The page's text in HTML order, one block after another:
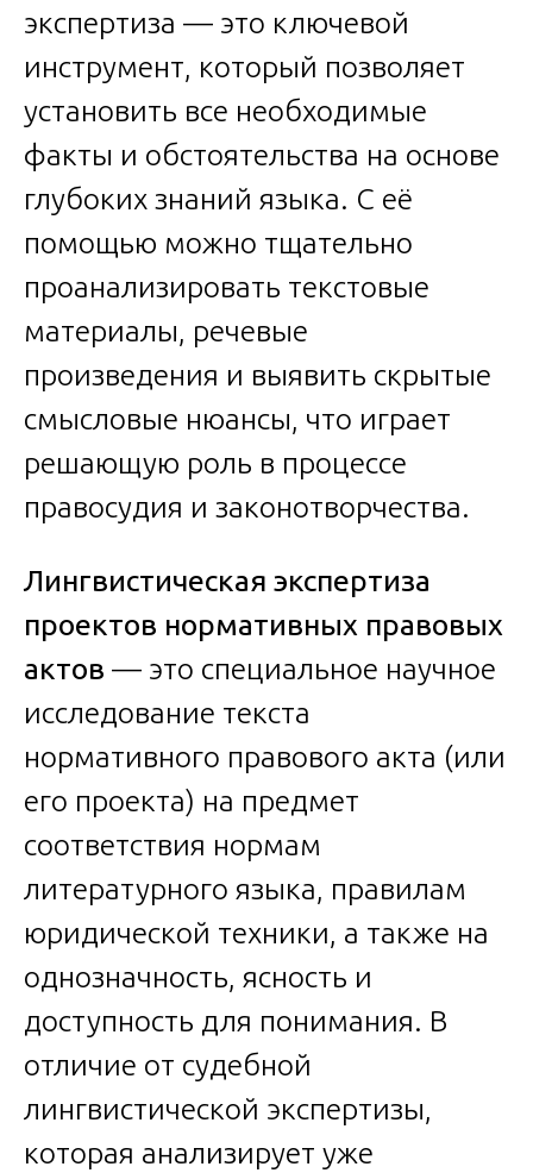
экспертиза — это ключевой
инструмент, который позволяет
установить все необходимые
факты и обстоятельства на основе
глубоких знаний языка. С её
помощью можно тщательно
проанализировать текстовые
материалы, речевые
произведения и выявить скрытые
смысловые нюансы, что играет
решающую роль в процессе
правосудия и законотворчества.
Лингвистическая экспертиза
проектов нормативных правовых
актов — это специальное научное
исследование текста
нормативного правового акта (или
его проекта) на предмет
соответствия нормам
литературного языка, правилам
юридической техники, а также на
однозначность, ясность и
доступность для понимания. В
отличие от судебной
лингвистической экспертизы,
которая анализирует уже